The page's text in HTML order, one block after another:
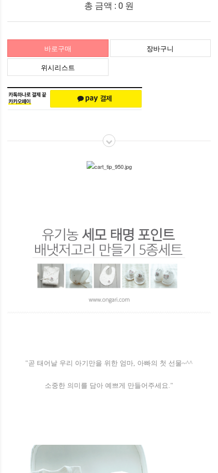
총 금액 : 0 원
바로구매
장바구니
위시리스트
"곧 태어날 우리 아기만을 위한 엄마, 아빠의 첫 선물~^^
소중한 의미를 담아 예쁘게 만들어주세요."